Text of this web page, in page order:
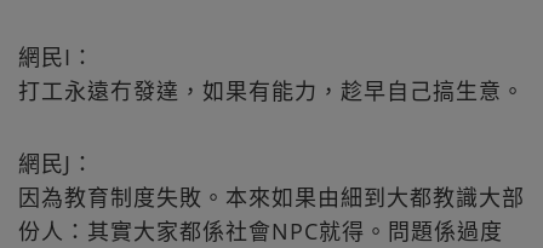
網民I：
打工永遠冇發達，如果有能力，趁早自己搞生意。
網民J：
因為教育制度失敗。本來如果由細到大都教識大部
份人：其實大家都係社會NPC就得。問題係過度